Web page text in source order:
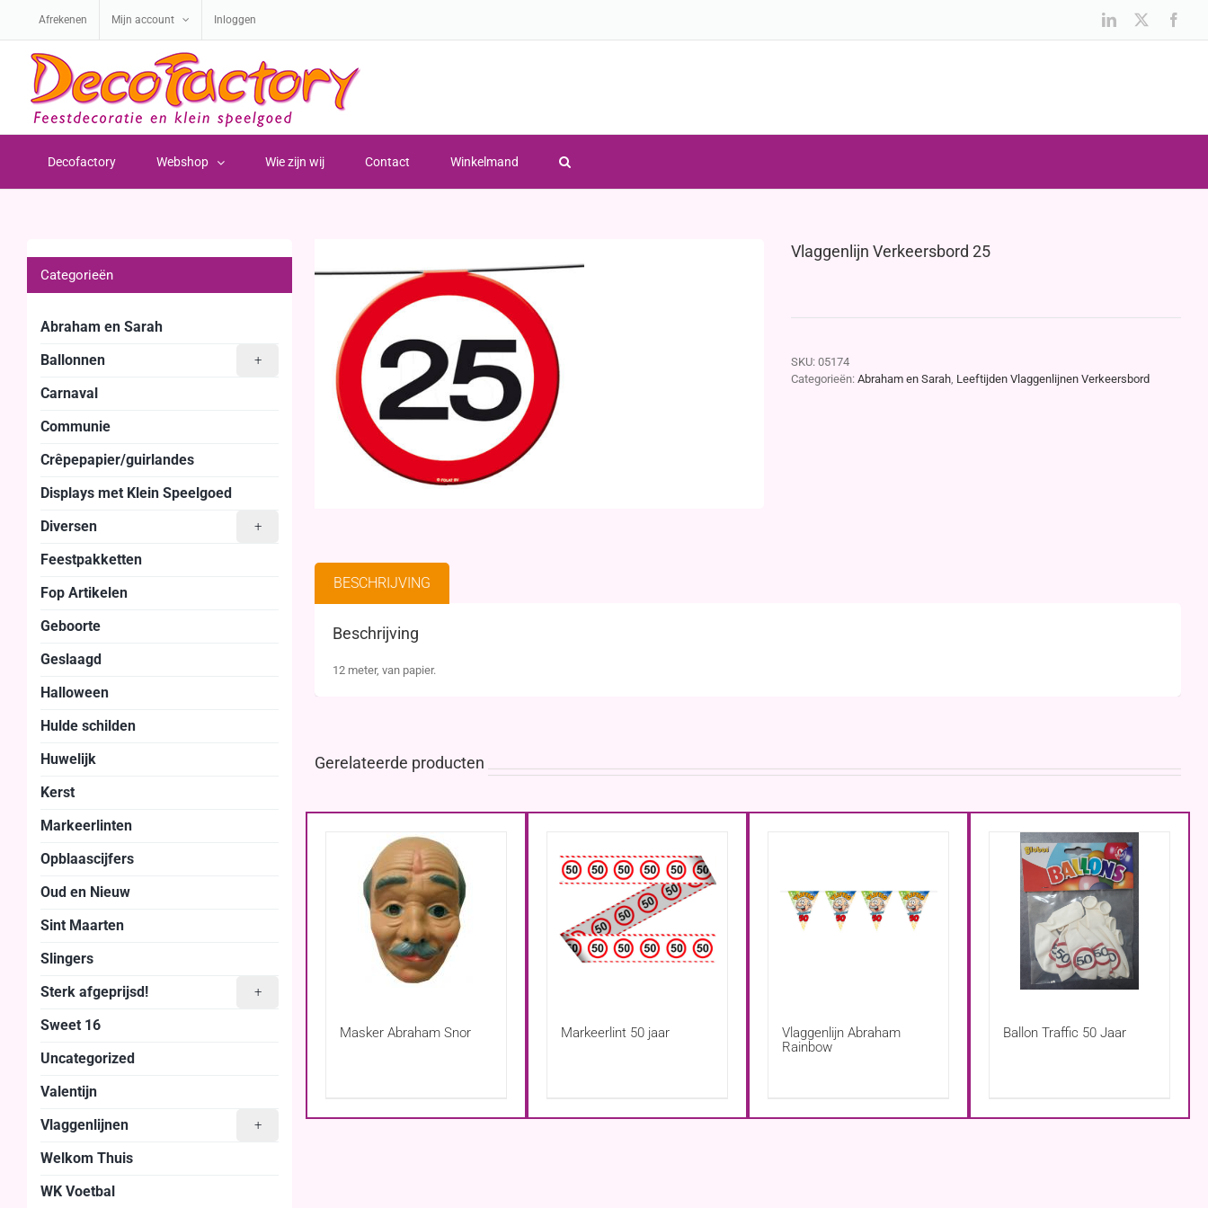
inhoud
Afrekenen Mijn account Inloggen LinkedIn
Decofactory Webshop Wie zijn wij Contact Winkelmand
Vlaggenlijn Verkeersbord 25
SKU:05174
Categorieën:Abraham en Sarah, Leeftijden Vlaggenlijnen Verkeersbord
BESCHRIJVING
Beschrijving
12 meter, van papier.
Gerelateerde producten
Masker Abraham Snor Markeerlint 50 jaar
Vlaggenlijn Abraham
Rainbow
Ballon Traffic 50 Jaar
Categorieën
Abraham en Sarah
+
Ballonnen
Carnaval
Communie
Crêpepapier/guirlandes
Displays met Klein Speelgoed
+
Diversen
Feestpakketten
Fop Artikelen
Geboorte
Geslaagd
Halloween
Hulde schilden
Huwelijk
Kerst
Markeerlinten
Opblaascijfers
Oud en Nieuw
Sint Maarten
Slingers
+
Sterk afgeprijsd!
Sweet 16
Uncategorized
Valentijn
+
Vlaggenlijnen
Welkom Thuis
WK Voetbal